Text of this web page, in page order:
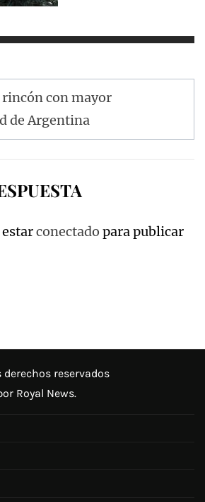
con mayor
de Argentina
conectado para publicar
derechos reservados
Royal News.